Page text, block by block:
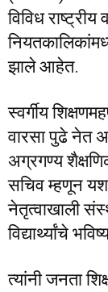
विविध
झाले आहेत.
स्वर्गीय
वारसा पुढे नेत
अग्रगण्य
सचिव म्हणून
नेतृत्वाखाली
विद्यार्थ्यांचे
त्यांनी जनता